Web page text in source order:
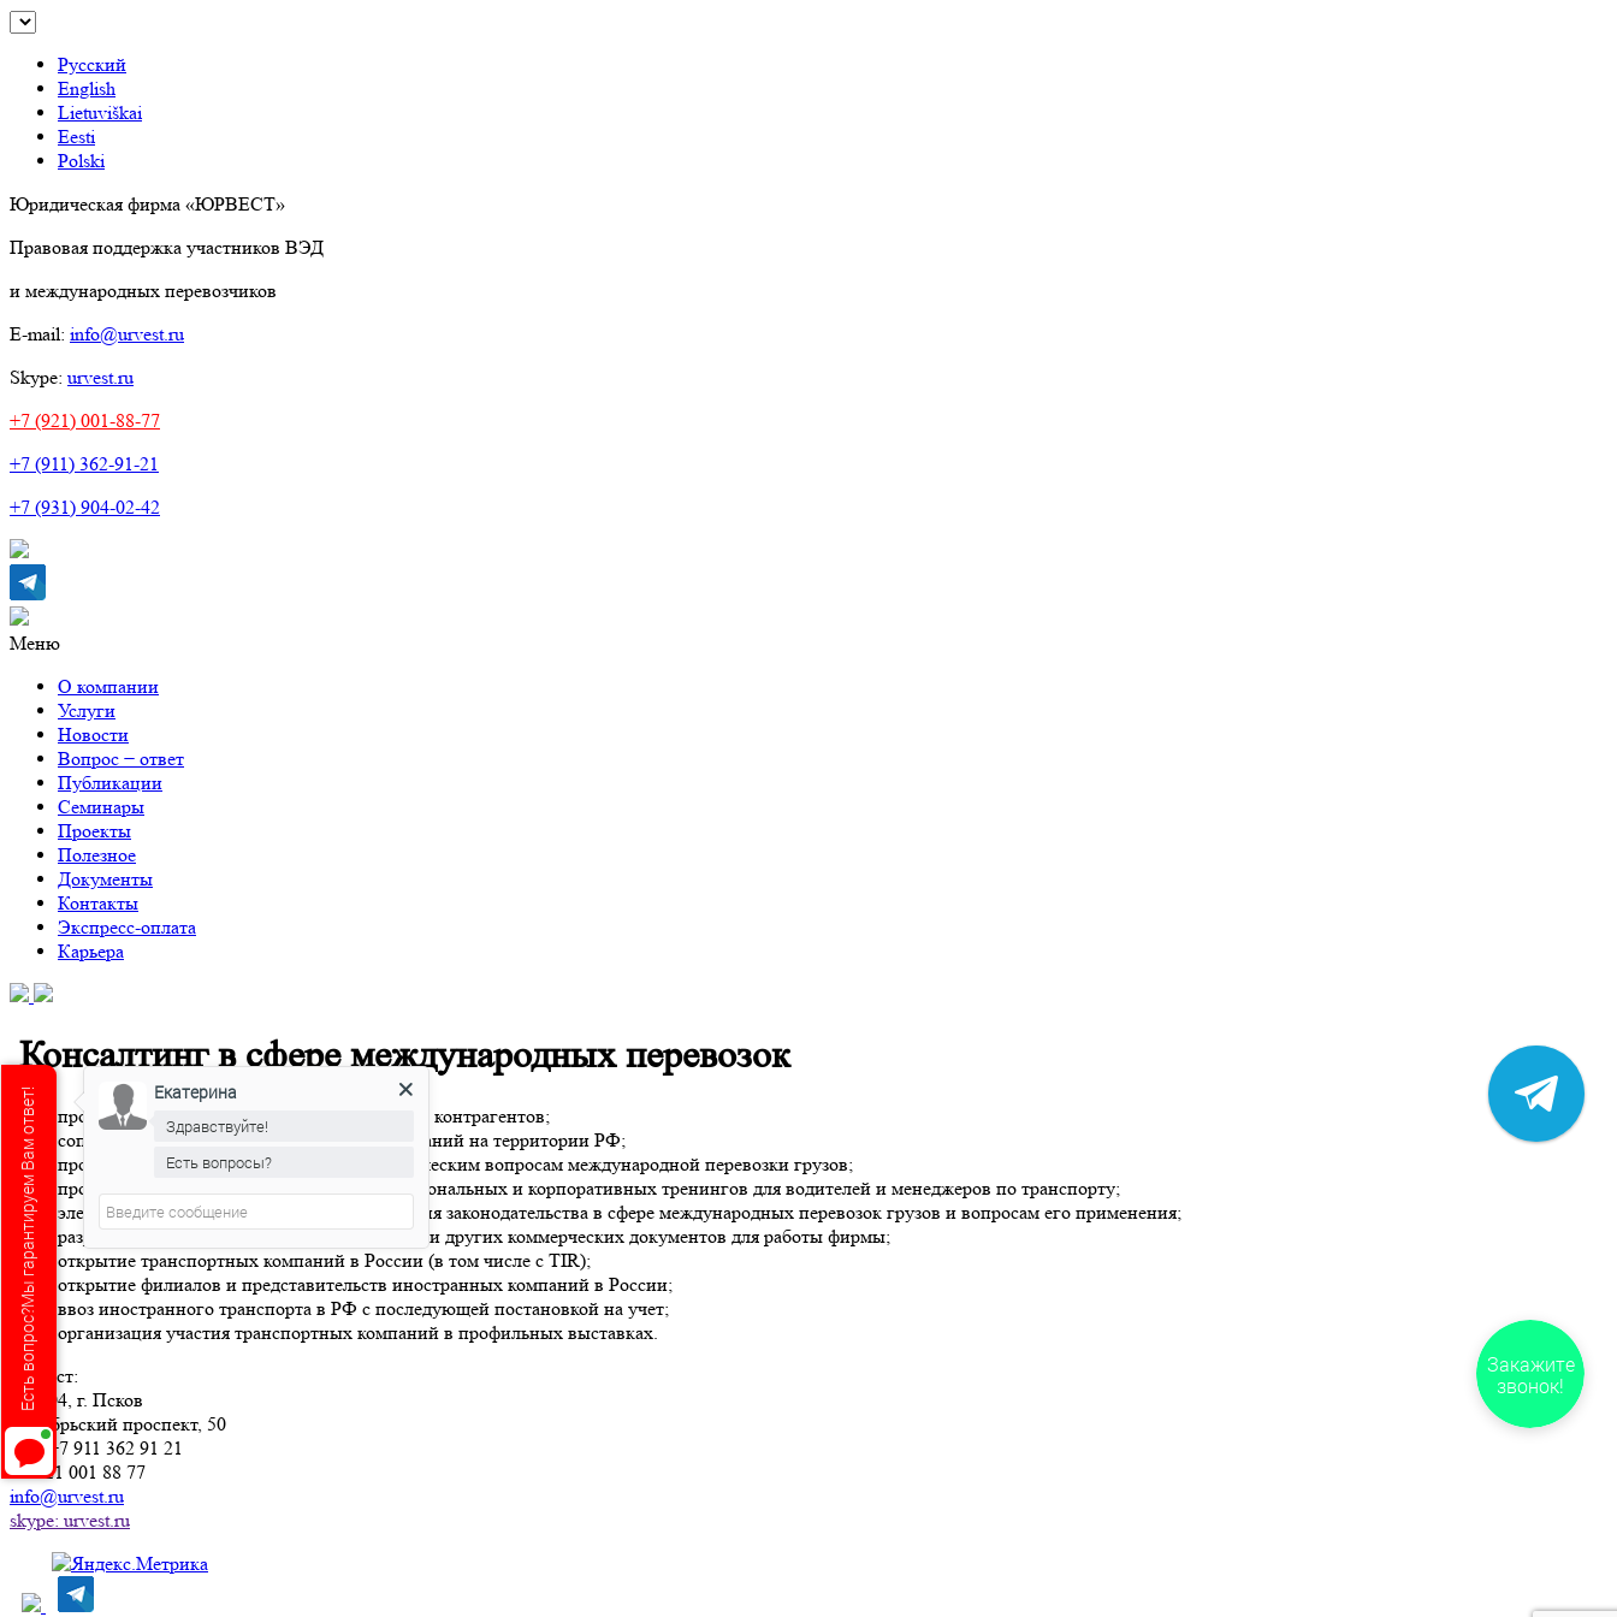
Русский
English
Lietuviškai
Eesti
Polski
Юридическая фирма «ЮРВЕСТ»
Правовая поддержка участников ВЭД
и международных перевозчиков
E-mail: info@urvest.ru
Skype: urvest.ru
+7 (921) 001-88-77
+7 (911) 362-91-21
+7 (931) 904-02-42
Меню
О компании
Услуги
Новости
Вопрос − ответ
Публикации
Семинары
Проекты
Полезное
Документы
Контакты
Экспресс-оплата
Карьера
Консалтинг в сфере международных перевозок
проверка надежности и платежеспособности контрагентов;
сопровождение бизнеса транспортных компаний на территории РФ;
проведение выездных семинаров по практическим вопросам международной перевозки грузов;
проведение в транспортных компаниях персональных и корпоративных тренингов для водителей и менеджеров по транспорту;
электронная рассылка по вопросам изменения законодательства в сфере международных перевозок грузов и вопросам его применения;
разработка типовых форм договоров, заявок и других коммерческих документов для работы фирмы;
открытие транспортных компаний в России (в том числе с TIR);
открытие филиалов и представительств иностранных компаний в России;
ввоз иностранного транспорта в РФ с последующей постановкой на учет;
организация участия транспортных компаний в профильных выставках.
Юрвест:
180004, г. Псков
Октябрьский проспект, 50
Тел: +7 911 362 91 21
+7 921 001 88 77
info@urvest.ru
skype: urvest.ru
Закажите
звонок!
Есть вопрос?Мы гарантируем Вам ответ! Екатерина
Здравствуйте!
Есть вопросы?